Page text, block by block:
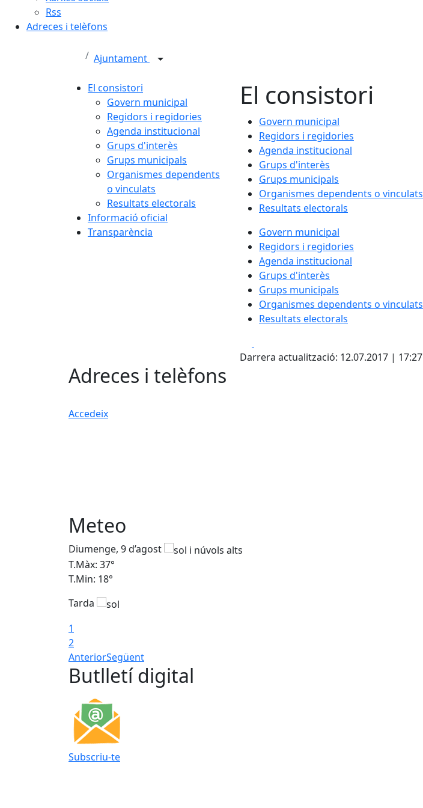
Rss
Adreces i telèfons
Ajuntament
El consistori
Govern municipal
Regidors i regidories
Agenda institucional
Grups d'interès
Grups municipals
Organismes dependents
o vinculats
Resultats electorals
Informació oficial
Transparència
El consistori
Govern municipal
Regidors i regidories
Agenda institucional
Grups d'interès
Grups municipals
Organismes dependents o vinculats
Resultats electorals
Govern municipal
Regidors i regidories
Agenda institucional
Grups d'interès
Grups municipals
Organismes dependents o vinculats
Resultats electorals
Darrera actualització: 12.07.2017 | 17:27
Adreces i telèfons
Accedeix
Meteo
Diumenge, 9 d’agost
T.Màx: 37°
T.Min: 18°
Tarda
1
2
AnteriorSegüent
Butlletí digital
Subscriu-te